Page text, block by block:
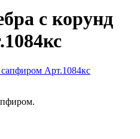
с корунд